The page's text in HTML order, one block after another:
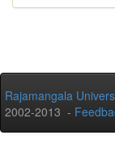
Rajamangala
2002-2013 -